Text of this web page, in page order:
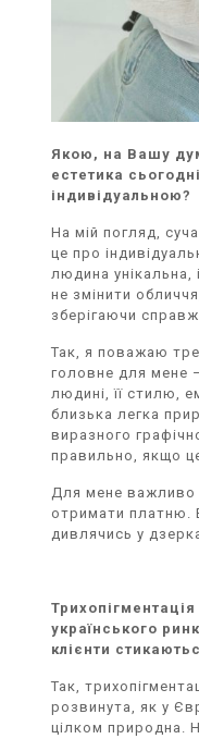
Якою, на Вашу
естетика
індивідуальною?
На мій погляд,
це про
людина унікальна,
не змінити
зберігаючи
Так, я поважаю
головне для мене
людині, її стилю,
близька легка
виразного
правильно, якщо
Для мене важливо
отримати платню.
дивлячись у
українського
клієнти
Так,
розвинута, як у
цілком природна.